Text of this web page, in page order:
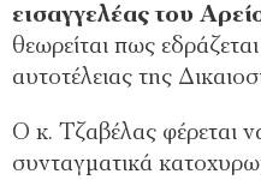
εισαγγελέας του
θεωρείται πως
αυτοτέλειας της
Ο κ. Τζαβέλας φέρεται
συνταγματικά